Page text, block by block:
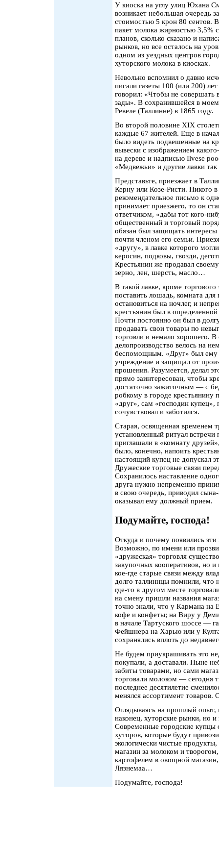
У киоска на углу улиц Юхана
возникает небольшая очередь
стоимостью 5 крон 80 сентов.
пакет молока жирностью 3,5%
планов, сколько сказано и
рынков, но все осталось на
одном из уездных центров
хуторского молока в киосках.
Невольно вспомнил о давно
писали газеты 100 (или 200)
говорил: «Чтобы не совершать
зады». В сохранившейся в моем
Ревеле (Таллинне) в 1865 году.
Во второй половине ХIХ
каждые 67 жителей. Еще в
было видеть подвешенные на
вывески с изображением
на дереве и надписью Ilvese
«Медвежьи» и другие лавки
Представьте, приезжает в
Керну или Козе-Ристи. Никого в
рекомендательное письмо к
принимает приезжего, то он
ответчиком, «дабы тот кого-
общественный и торговый
обязан был защищать интересы
почти членом его семьи.
«другу», в лавке которого
керосин, подковы, гвозди,
Крестьянин же продавал
зерно, лен, шерсть, масло…
В такой лавке, кроме
поставить лошадь, комната
остановиться на ночлег, и
крестьянин был в
Почти постоянно он был в
продавать свои товары по
торговли и немало хорошего. В
делопроизводство велось на
беспомощным. «Друг» был ему
учреждение и защищал от
прошения. Разумеется, делал
прямо заинтересован, чтобы
достаточно зажиточным — с
робкому в городе крестьянину
«друг», сам «господин
сочувствовал и заботился.
Старая, освященная временем
установленный ритуал
приглашали в «комнату
было, конечно, напоить
настоящий купец не допускал
Дружеские торговые связи
Сохранилось наставление
друга нужно непременно
в свою очередь, приводил
оказывал ему должный прием.
Подумайте, господа!
Откуда и почему появились эти
Возможно, по имени или
«дружеская» торговля
закупочных кооперативов, но и
кое-где старые связи между
долго таллиннцы помнили, что
где-то в другом месте
на смену пришли названия
точно знали, что у Кармана на
кофе и конфеты; на Виру у
в начале Тартуского шоссе —
Фейшнера на Харью или у
сохранялись вплоть до
Не будем приукрашивать это
покупали, а доставали. Ныне
забиты товарами, но сами
торговали молоком — сегодня
последнее десятилетие
менялся ассортимент товаров.
Оглядываясь на прошлый опыт,
наконец, хуторские рынки, но
Современные городские купцы
хуторов, которые будут
экологически чистые
магазин за молоком и
картофелем в овощной
Ляэнемаа…
Подумайте, господа!